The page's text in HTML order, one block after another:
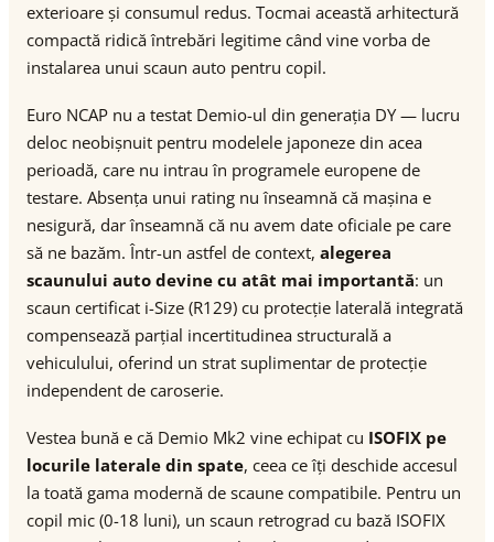
exterioare și consumul redus. Tocmai această arhitectură
compactă ridică întrebări legitime când vine vorba de
instalarea unui scaun auto pentru copil.
Euro NCAP nu a testat Demio-ul din generația DY — lucru
deloc neobișnuit pentru modelele japoneze din acea
perioadă, care nu intrau în programele europene de
testare. Absența unui rating nu înseamnă că mașina e
nesigură, dar înseamnă că nu avem date oficiale pe care
să ne bazăm. Într-un astfel de context, alegerea
scaunului auto devine cu atât mai importantă: un
scaun certificat i-Size (R129) cu protecție laterală integrată
compensează parțial incertitudinea structurală a
vehiculului, oferind un strat suplimentar de protecție
independent de caroserie.
Vestea bună e că Demio Mk2 vine echipat cu ISOFIX pe
locurile laterale din spate, ceea ce îți deschide accesul
la toată gama modernă de scaune compatibile. Pentru un
copil mic (0-18 luni), un scaun retrograd cu bază ISOFIX